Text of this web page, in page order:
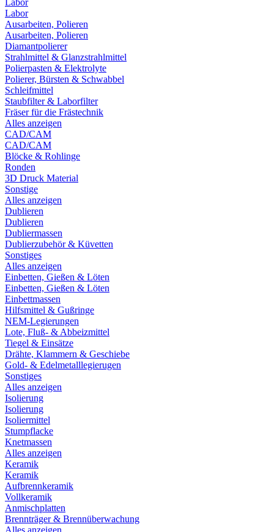
Labor
Labor
Ausarbeiten, Polieren
Ausarbeiten, Polieren
Diamantpolierer
Strahlmittel & Glanzstrahlmittel
Polierpasten & Elektrolyte
Polierer, Bürsten & Schwabbel
Schleifmittel
Staubfilter & Laborfilter
Fräser für die Frästechnik
Alles anzeigen
CAD/CAM
CAD/CAM
Blöcke & Rohlinge
Ronden
3D Druck Material
Sonstige
Alles anzeigen
Dublieren
Dublieren
Dubliermassen
Dublierzubehör & Küvetten
Sonstiges
Alles anzeigen
Einbetten, Gießen & Löten
Einbetten, Gießen & Löten
Einbettmassen
Hilfsmittel & Gußringe
NEM-Legierungen
Lote, Fluß- & Abbeizmittel
Tiegel & Einsätze
Drähte, Klammern & Geschiebe
Gold- & Edelmetalllegierugen
Sonstiges
Alles anzeigen
Isolierung
Isolierung
Isoliermittel
Stumpflacke
Knetmassen
Alles anzeigen
Keramik
Keramik
Aufbrennkeramik
Vollkeramik
Anmischplatten
Brennträger & Brennüberwachung
Alles anzeigen